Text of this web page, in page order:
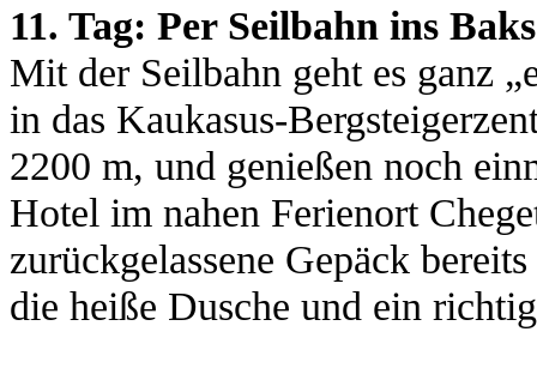
11. Tag: Per Seilbahn ins
Mit der Seilbahn geht es ganz
in das Kaukasus-
2200 m, und genießen noch
Hotel im nahen Ferienort
zurückgelassene Gepäck
die heiße Dusche und ein